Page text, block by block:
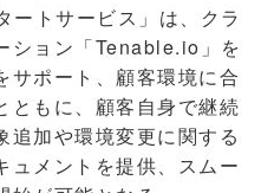
トサービス」は、クラ
ション「Tenable.io」を
サポート、顧客環境に合
ともに、顧客自身で継続
追加や環境変更に関する
ュメントを提供、スムー